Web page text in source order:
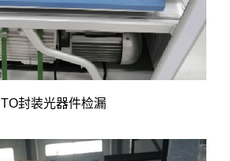
TO封装光器件检漏